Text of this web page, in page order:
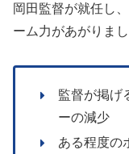
岡田監督が就任し
ーム力があがりまし
監督が掲げ
ーの減少
ある程度の